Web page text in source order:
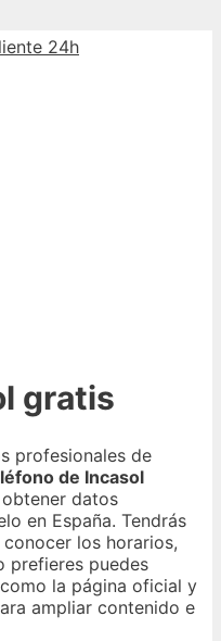
24h
gratis
profesionales de
de Incasol
datos
en España. Tendrás
los horarios,
prefieres puedes
la página oficial y
ampliar contenido e